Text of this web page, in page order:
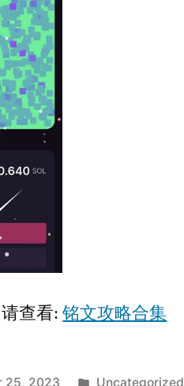
查看:铭文攻略合集
25, 2023 Posted
Uncategorized